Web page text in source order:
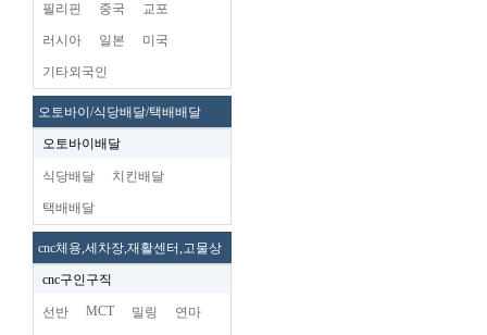
필리핀 중국 교포
러시아 일본 미국
기타외국인
오토바이/식당배달/택배배달
오토바이배달
식당배달 치킨배달
택배배달
cnc체용,세차장,재활센터,고물상
cnc구인구직
선반 MCT 밀링 연마